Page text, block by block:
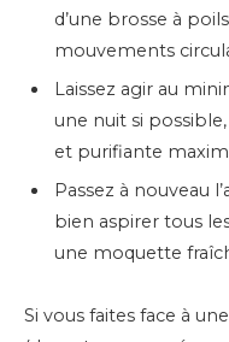
d’une brosse à
mouvements
Laissez agir au
une nuit si
et purifiante
Passez à nouveau
bien aspirer tous
une moquette
Si vous faites face à